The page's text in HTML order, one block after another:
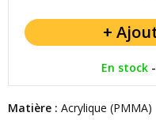
En stock -
Matière : Acrylique (PMMA)